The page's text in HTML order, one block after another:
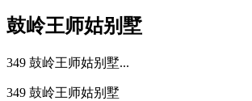
鼓岭王师姑别墅
349 鼓岭王师姑别墅...
349 鼓岭王师姑别墅